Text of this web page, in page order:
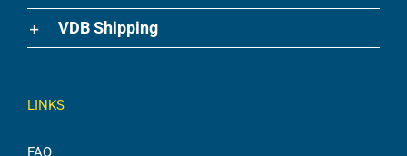
VDB Shipping
LINKS
FAQ